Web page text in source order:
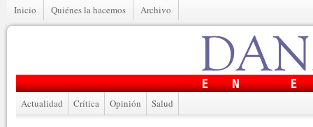
Inicio Quiénes la hacemos Archivo
Actualidad Crítica Opinión Salud